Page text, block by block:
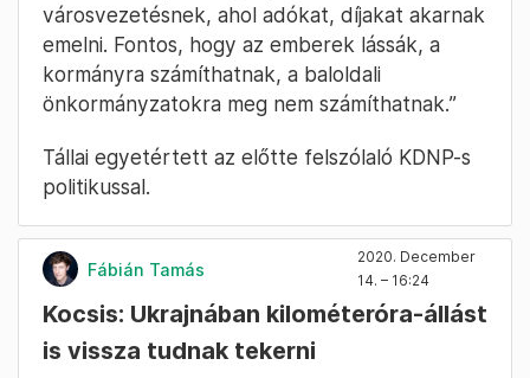
városvezetésnek, ahol adókat, díjakat akarnak
emelni. Fontos, hogy az emberek lássák, a
kormányra számíthatnak, a baloldali
önkormányzatokra meg nem számíthatnak.”
Tállai egyetértett az előtte felszólaló KDNP-s
politikussal.
Fábián Tamás
2020. December
14. – 16:24
Kocsis: Ukrajnában kilométeróra-állást
is vissza tudnak tekerni